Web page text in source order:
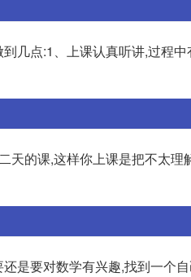
几点:1、上课认真听讲,过程
天的课,这样你上课是把不太理
是要对数学有兴趣,找到一个